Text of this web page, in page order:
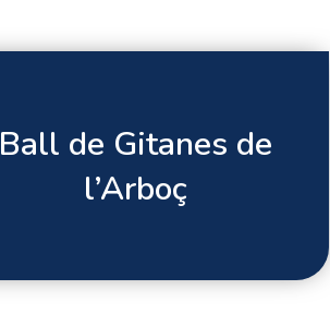
Ball de Gitanes de
l’Arboç